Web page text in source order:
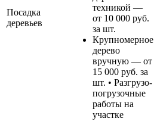
Посадка
деревьев
техникой —
от 10 000 руб.
за шт.
Крупномерное
дерево
вручную — от
15 000 руб. за
шт. • Разгрузо-
погрузочные
работы на
участке